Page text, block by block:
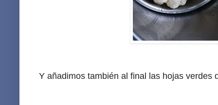
Y añadimos también al final las hojas verdes